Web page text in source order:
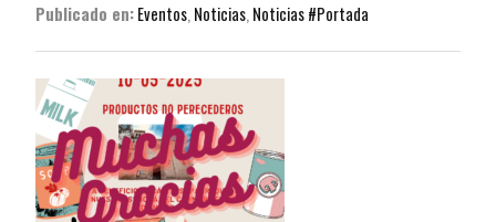
Publicado en:Eventos, Noticias, Noticias #Portada